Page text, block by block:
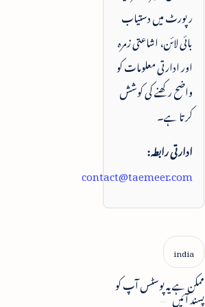
رپورٹ میں دستیاب
بائی لائن، اشاعتی زمرہ
اور ادارتی معلومات کو
واضح رکھنے کی کوشش
کرتا ہے۔
ادارتی رابطہ:
contact@taemeer.com
ممکن ہے یہ پوسٹس آپ کو
پسند آئیں